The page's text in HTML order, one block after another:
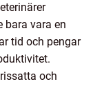
bara vara en
tid och pengar
och